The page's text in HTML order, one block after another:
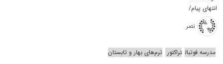
انتهای پیام/
نصر
مدرسه فوتبال تراکتور ترم‌های بهار و تابستان